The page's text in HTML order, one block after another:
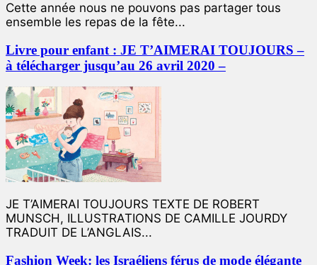
Cette année nous ne pouvons pas partager tous
ensemble les repas de la fête...
Livre pour enfant : JE T’AIMERAI TOUJOURS –
à télécharger jusqu’au 26 avril 2020 –
JE T’AIMERAI TOUJOURS TEXTE DE ROBERT
MUNSCH, ILLUSTRATIONS DE CAMILLE JOURDY
TRADUIT DE L’ANGLAIS...
Fashion Week: les Israéliens férus de mode élégante